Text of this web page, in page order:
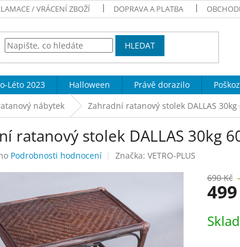
/ VRÁCENÍ ZBOŽÍ DOPRAVA A PLATBA
HLEDAT
Léto 2023 Halloween Právě dorazilo
nábytek Zahradní ratanový stolek DALLAS 30kg
ratanový stolek DALLAS 30kg
Podrobnosti hodnocení Značka: VETRO-PLUS
690 Kč
cena: